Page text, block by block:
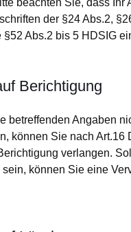
beachten Sie, dass Ihr
der §24 Abs.2,
§52 Abs.2 bis 5 HDSIG
Berichtigung
betreffenden Angaben
können Sie nach Art.16
verlangen.
können Sie eine